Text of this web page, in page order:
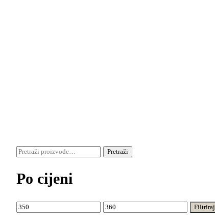
Pretraži:
Pretraži
Po cijeni
Min
cijena
Maks
cijena
Filtriraj